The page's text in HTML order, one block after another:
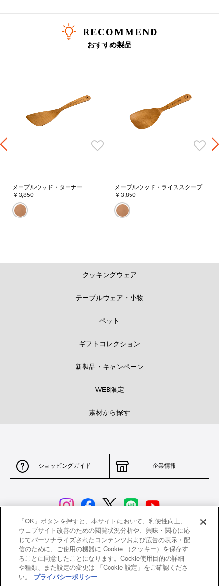
RECOMMEND
おすすめ製品
メープルウッド・ターナー
¥ 3,850
メープルウッド・ライススクープ
¥ 3,850
クッキングウェア
テーブルウェア・小物
ペット
ギフトコレクション
新製品・キャンペーン
WEB限定
素材から探す
ショッピングガイド 企業情報
サイトポリシー 特定商取引法に基づく表示
並行輸入品について 個人情報保護方針
返品について
「OK」ボタンを押すと、本サイトにおいて、利便性向上、
ウェブサイト改善のための閲覧状況分析や、興味・関心に応
じてパーソナライズされたコンテンツおよび広告の表示・配
信のために、ご使用の機器に Cookie （クッキー）を保存す
ることに同意したことになります。Cookie使用目的の詳細
や種類、また設定の変更は 「Cookie 設定」をご確認くださ
い。
プライバシーポリシー